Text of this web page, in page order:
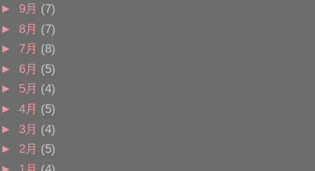
► 9月 (7)
► 8月 (7)
► 7月 (8)
► 6月 (5)
► 5月 (4)
► 4月 (5)
► 3月 (4)
► 2月 (5)